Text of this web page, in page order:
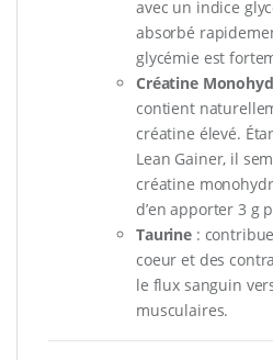
avec un indice
absorbé
glycémie est
Créatine
contient
créatine élevé.
Lean Gainer, il
créatine
d’en apporter 3 g
Taurine :
coeur et des
le flux sanguin
musculaires.